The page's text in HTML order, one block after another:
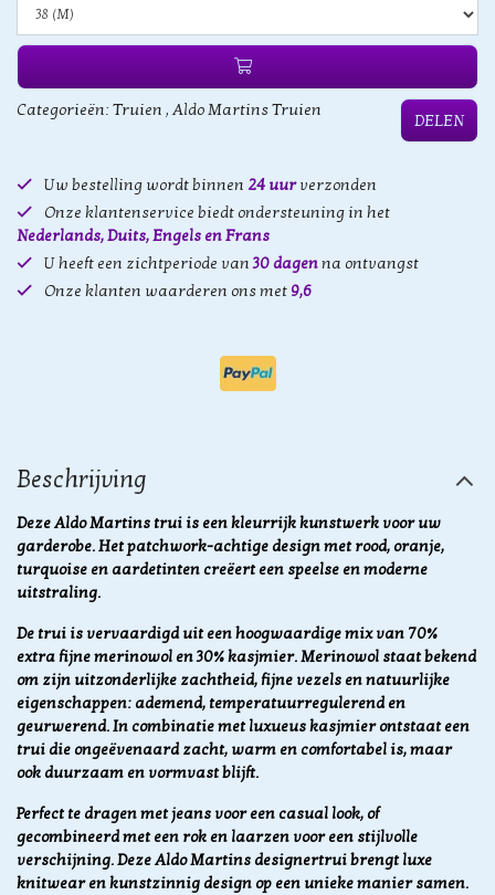
Categorieën: Truien , Aldo Martins Truien
DELEN
Uw bestelling wordt binnen 24 uurverzonden
Onze klantenservice biedt ondersteuning in het
Nederlands, Duits, Engels en Frans
U heeft een zichtperiode van30 dagenna ontvangst
Onze klanten waarderen ons met 9,6
Beschrijving
Deze Aldo Martins trui is een kleurrijk kunstwerk voor uw
garderobe. Het patchwork-achtige design met rood, oranje,
turquoise en aardetinten creëert een speelse en moderne
uitstraling.
De trui is vervaardigd uit een hoogwaardige mix van 70%
extra fijne merinowol en 30% kasjmier. Merinowol staat bekend
om zijn uitzonderlijke zachtheid, fijne vezels en natuurlijke
eigenschappen: ademend, temperatuurregulerend en
geurwerend. In combinatie met luxueus kasjmier ontstaat een
trui die ongeëvenaard zacht, warm en comfortabel is, maar
ook duurzaam en vormvast blijft.
Perfect te dragen met jeans voor een casual look, of
gecombineerd met een rok en laarzen voor een stijlvolle
verschijning. Deze Aldo Martins designertrui brengt luxe
knitwear en kunstzinnig design op een unieke manier samen.